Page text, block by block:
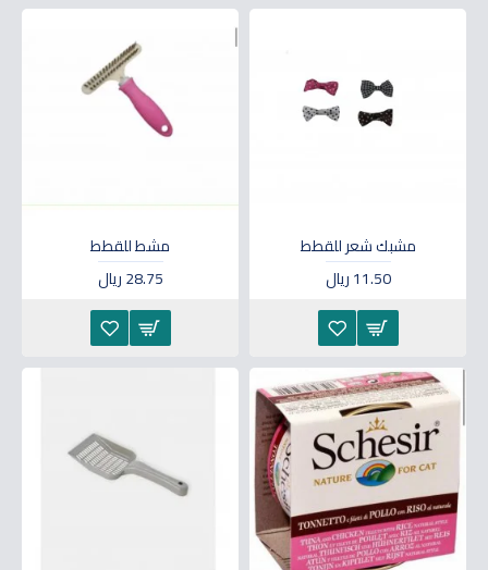
مشبك شعر للقطط
11.50 ريال
مشط للقطط
28.75 ريال